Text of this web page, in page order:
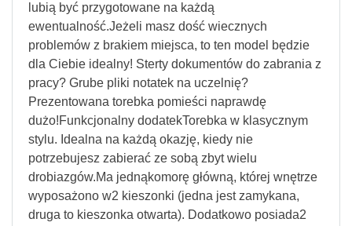
lubią być przygotowane na każdą
ewentualność.Jeżeli masz dość wiecznych
problemów z brakiem miejsca, to ten model będzie
dla Ciebie idealny! Sterty dokumentów do zabrania z
pracy? Grube pliki notatek na uczelnię?
Prezentowana torebka pomieści naprawdę
dużo!Funkcjonalny dodatekTorebka w klasycznym
stylu. Idealna na każdą okazję, kiedy nie
potrzebujesz zabierać ze sobą zbyt wielu
drobiazgów.Ma jednąkomorę główną, której wnętrze
wyposażono w2 kieszonki (jedna jest zamykana,
druga to kieszonka otwarta). Dodatkowo posiada2